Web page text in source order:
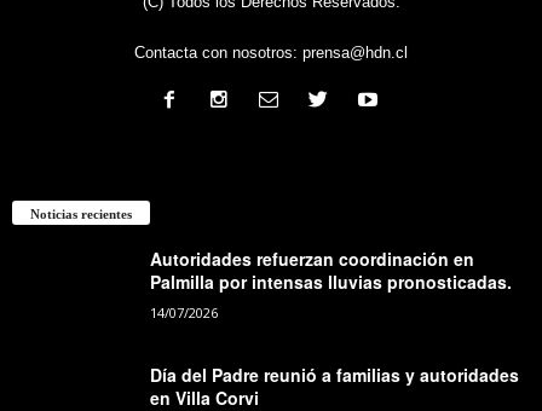
Contacta con nosotros: prensa@hdn.cl
Noticias recientes
Autoridades refuerzan coordinación en
Palmilla por intensas lluvias pronosticadas.
14/07/2026
Día del Padre reunió a familias y autoridades
en Villa Corvi